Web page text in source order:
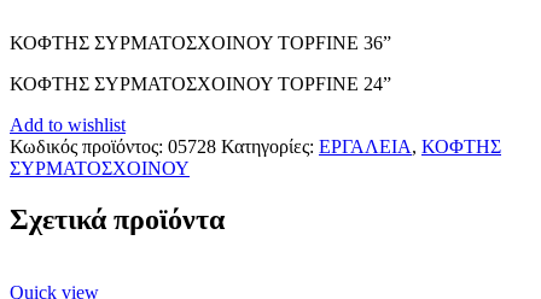
ΚΟΦΤΗΣ ΣΥΡΜΑΤΟΣΧΟΙΝΟΥ TOPFINE 36”
ΚΟΦΤΗΣ ΣΥΡΜΑΤΟΣΧΟΙΝΟΥ TOPFINE 24”
Add to wishlist
Κωδικός προϊόντος: 05728 Κατηγορίες: ΕΡΓΑΛΕΙΑ, ΚΟΦΤΗΣ
ΣΥΡΜΑΤΟΣΧΟΙΝΟΥ
Σχετικά προϊόντα
Quick view